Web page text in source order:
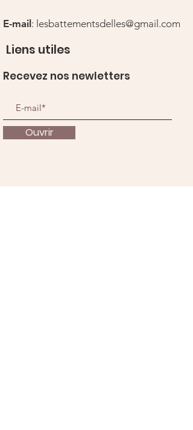
E-mail : lesbattementsdelles@gmail.com
Liens utiles
Recevez nos newletters
Ouvrir